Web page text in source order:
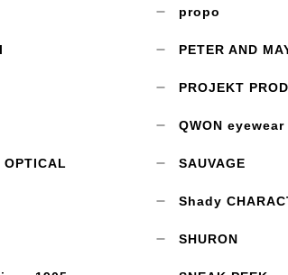
propo
PETER AND
PROJEKT
QWON eyewear
SAUVAGE
Shady
SHURON